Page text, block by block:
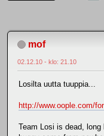
mof
02.12.10 - klo: 21.10
Losilta uutta tuuppia...
http://www.oople.com/
Team Losi is dead,